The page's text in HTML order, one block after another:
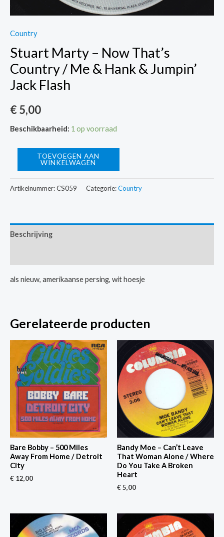
Country
Stuart Marty – Now That’s
Country / Me & Hank & Jumpin’
Jack Flash
€5,00
Beschikbaarheid: 1 op voorraad
-
Country
/
&
Hank
Jack
Flash
TOEVOEGEN AAN
WINKELWAGEN
Artikelnummer:CS059 Categorie:Country
Beschrijving
als nieuw, amerikaanse persing, wit hoesje
Gerelateerde producten
Bare Bobby – 500 Miles
Away From Home / Detroit
City
€ 12,00
Bandy Moe – Can’t Leave
That Woman Alone / Where
Do You Take A Broken
Heart
€5,00